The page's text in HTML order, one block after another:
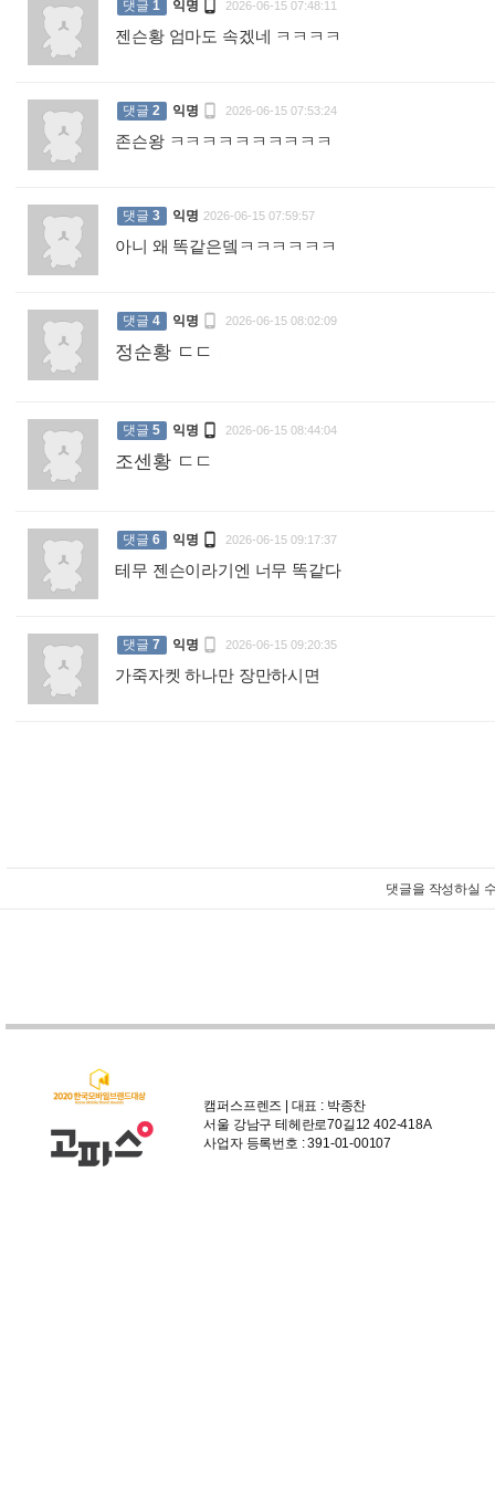
댓글 1 익명  2026-06-15 07:48:11
젠슨황 엄마도 속겠네 ㅋㅋㅋㅋ
댓글 2 익명  2026-06-15 07:53:24
존슨왕 ㅋㅋㅋㅋㅋㅋㅋㅋㅋㅋ
댓글 3 익명 2026-06-15 07:59:57
아니 왜 똑같은뎈ㅋㅋㅋㅋㅋㅋ
댓글 4 익명  2026-06-15 08:02:09
정순황 ㄷㄷ
댓글 5 익명  2026-06-15 08:44:04
조센황 ㄷㄷ
댓글 6 익명  2026-06-15 09:17:37
테무 젠슨이라기엔 너무 똑같다
댓글 7 익명  2026-06-15 09:20:35
가죽자켓 하나만 장만하시면
댓글을 작성하실
캠퍼스프렌즈 | 대표 : 박종찬
서울 강남구 테헤란로70길12 402-418A
사업자 등록번호 : 391-01-00107